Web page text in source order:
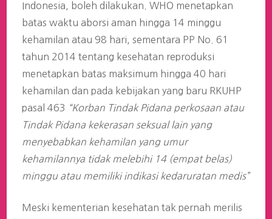
Indonesia, boleh dilakukan. WHO menetapkan
batas waktu aborsi aman hingga 14 minggu
kehamilan atau 98 hari, sementara PP No. 61
tahun 2014 tentang kesehatan reproduksi
menetapkan batas maksimum hingga 40 hari
kehamilan dan pada kebijakan yang baru RKUHP
pasal 463 “Korban Tindak Pidana perkosaan atau
Tindak Pidana kekerasan seksual lain yang
menyebabkan kehamilan yang umur
kehamilannya tidak melebihi 14 (empat belas)
minggu atau memiliki indikasi kedaruratan medis”
Meski kementerian kesehatan tak pernah merilis